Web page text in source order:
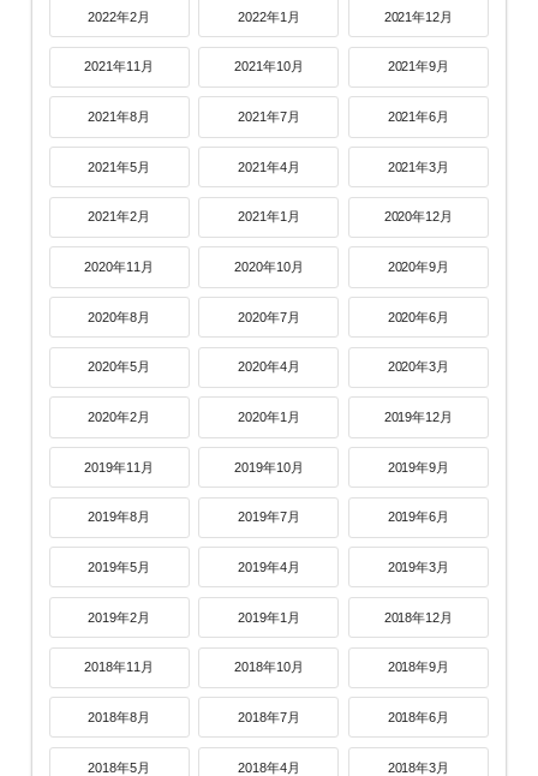
2022年2月 2022年1月 2021年12月
2021年11月 2021年10月 2021年9月
2021年8月 2021年7月 2021年6月
2021年5月 2021年4月 2021年3月
2021年2月 2021年1月 2020年12月
2020年11月 2020年10月 2020年9月
2020年8月 2020年7月 2020年6月
2020年5月 2020年4月 2020年3月
2020年2月 2020年1月 2019年12月
2019年11月 2019年10月 2019年9月
2019年8月 2019年7月 2019年6月
2019年5月 2019年4月 2019年3月
2019年2月 2019年1月 2018年12月
2018年11月 2018年10月 2018年9月
2018年8月 2018年7月 2018年6月
2018年5月 2018年4月 2018年3月